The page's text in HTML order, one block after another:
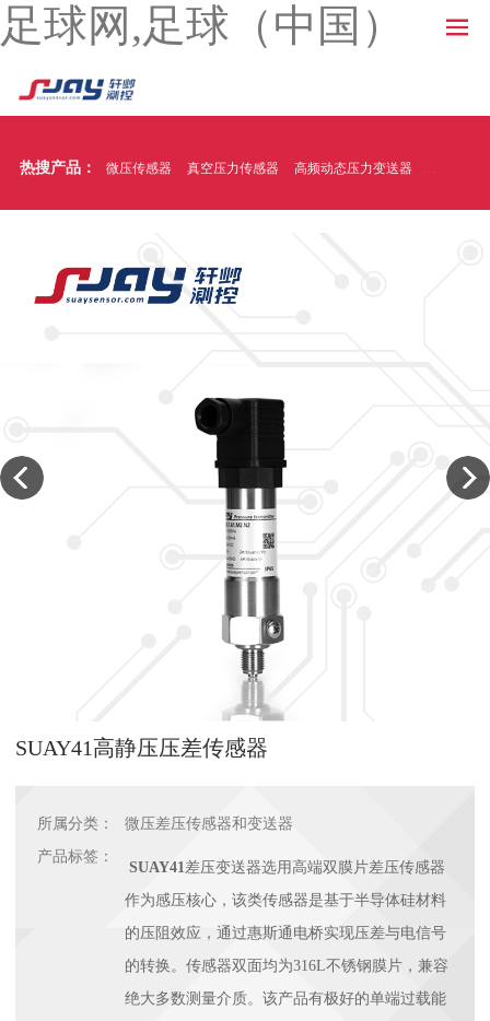
足球网,足球（中国）
热搜产品： 微压传感器 真空压力传感器 高频动态压力变送器 温压一体
SUAY41高静压压差传感器
所属分类：
微压差压传感器和变送器
产品标签：
SUAY41 差压变送器选用高端双膜片差压传感器
作为感压核心，该类传感器是基于半导体硅材料
的压阻效应，通过惠斯通电桥实现压差与电信号
的转换。传感器双面均为316L不锈钢膜片，兼容
绝大多数测量介质。该产品有极好的单端过载能